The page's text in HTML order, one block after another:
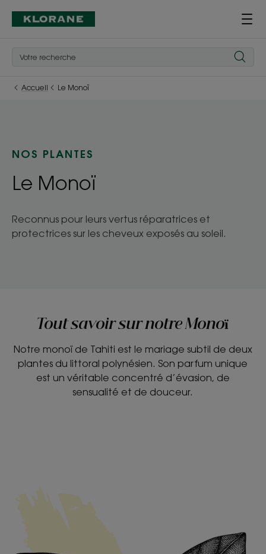
Accueil Le Monoï
NOS PLANTES
Le Monoï
Reconnus pour leurs vertus réparatrices et
protectrices sur les cheveux exposés au soleil.
Tout savoir sur notre Monoï
Notre monoï de Tahiti est le mariage subtil de deux
plantes du littoral polynésien. Son parfum unique
est un véritable concentré d’évasion, de
sensualité et de douceur.